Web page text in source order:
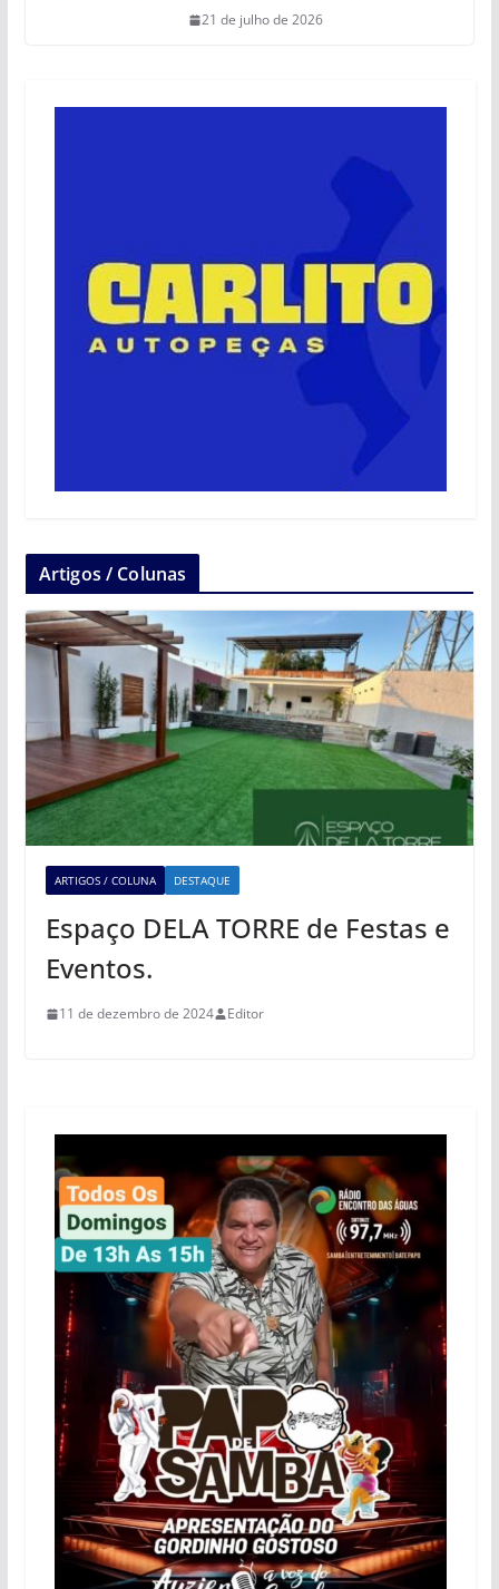
21 de julho de 2026
Artigos / Colunas
ARTIGOS / COLUNA DESTAQUE
Espaço DELA TORRE de Festas e
Eventos.
11 de dezembro de 2024 Editor